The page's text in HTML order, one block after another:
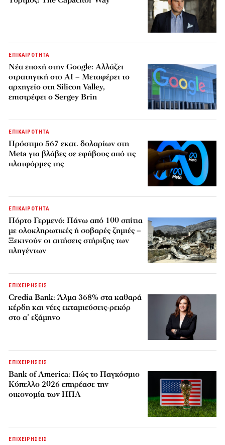
ΕΠΙΚΑΙΡΟΤΗΤΑ
Νέα εποχή στην Google: Αλλάζει
στρατηγική στο AI – Μεταφέρει το
αρχηγείο στη Silicon Valley,
επιστρέφει ο Sergey Brin
ΕΠΙΚΑΙΡΟΤΗΤΑ
Πρόστιμο 567 εκατ. δολαρίων στη
Meta για βλάβες σε εφήβους από τις
πλατφόρμες της
ΕΠΙΚΑΙΡΟΤΗΤΑ
Πόρτο Γερμενό: Πάνω από 100 σπίτια
με ολοκληρωτικές ή σοβαρές ζημιές –
Ξεκινούν οι αιτήσεις στήριξης των
πληγέντων
ΕΠΙΧΕΙΡΗΣΕΙΣ
Credia Bank: Άλμα 368% στα καθαρά
κέρδη και νέες εκταμιεύσεις-ρεκόρ
στο α’ εξάμηνο
ΕΠΙΧΕΙΡΗΣΕΙΣ
Bank of America: Πώς το Παγκόσμιο
Κύπελλο 2026 επηρέασε την
οικονομία των ΗΠΑ
ΕΠΙΧΕΙΡΗΣΕΙΣ